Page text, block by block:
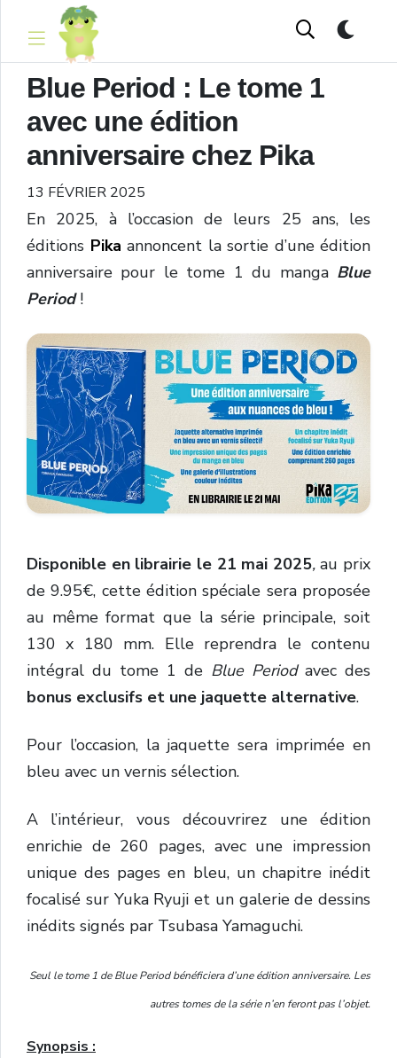
Blue Period : Le tome 1
avec une édition
anniversaire chez Pika
13 FÉVRIER 2025
En 2025, à l’occasion de leurs 25 ans, les
éditions Pika annoncent la sortie d’une édition
anniversaire pour le tome 1 du manga Blue
Period!
Disponible en librairie le 21 mai 2025,au prix
de 9.95€, cette édition spéciale sera proposée
au même format que la série principale, soit
130 x 180 mm. Elle reprendra le contenu
intégral du tome 1 de Blue Period avec des
bonus exclusifs et une jaquette alternative.
Pour l’occasion, la jaquette sera imprimée en
bleu avec un vernis sélection.
A l’intérieur, vous découvrirez une édition
enrichie de 260 pages, avec une impression
unique des pages en bleu, un chapitre inédit
focalisé sur Yuka Ryuji et un galerie de dessins
inédits signés par Tsubasa Yamaguchi.
Seul le tome 1 de Blue Period bénéficiera d’une édition anniversaire. Les
autres tomes de la série n’en feront pas l’objet.
Synopsis :